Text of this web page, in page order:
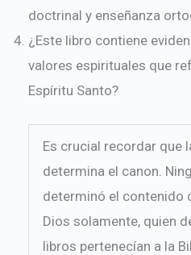
doctrinal y enseñanza
¿Este libro contiene
valores espirituales que
Espíritu Santo?
Es crucial recordar que
determina el canon.
determinó el contenido
Dios solamente, quien
libros pertenecían a la